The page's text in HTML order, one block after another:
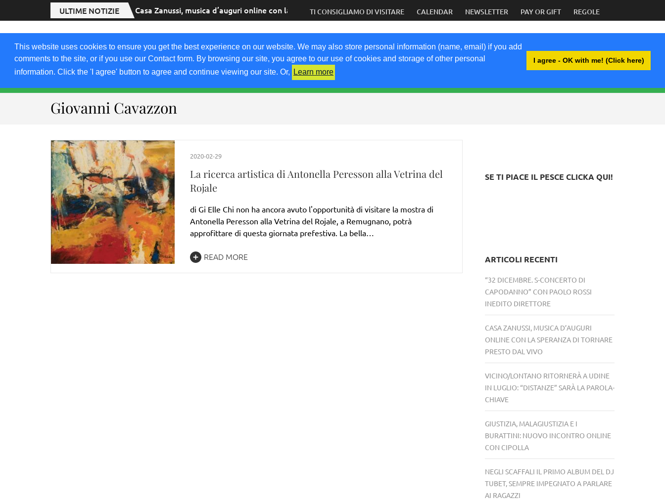
This website uses cookies to ensure you get the best experience on our website. We may also store personal information (name, email) if you add
comments to the site, or if you use our Contact form. By browsing our site, you agree to our use of cookies and storage of other personal
information. Click the 'I agree' button to agree and continue viewing our site. Or,
Learn more
I agree - OK with me! (Click here)
ULTIME NOTIZIE Casa Zanussi, musica d’auguri online con la speranza di tornare presto dal vivo
TI CONSIGLIAMO DI VISITARE CALENDAR NEWSLETTER PAY OR GIFT REGOLE
2020.FRIULIVG.COM
#Cultura #Turismo #Eventi #Territorio-FVG
HOME 2023 2021-22 2019 2018 RICETTE KM0 VIGNETO FVG
Giovanni Cavazzon
2020-02-29
La ricerca artistica di Antonella Peresson alla Vetrina del
Rojale
di Gi Elle Chi non ha ancora avuto l'opportunità di visitare la mostra di
Antonella Peresson alla Vetrina del Rojale, a Remugnano, potrà
approfittare di questa giornata prefestiva. La bella…
READ MORE
SE TI PIACE IL PESCE CLICKA QUI!
ARTICOLI RECENTI
“32 DICEMBRE. S-CONCERTO DI
CAPODANNO” CON PAOLO ROSSI
INEDITO DIRETTORE
CASA ZANUSSI, MUSICA D’AUGURI
ONLINE CON LA SPERANZA DI TORNARE
PRESTO DAL VIVO
VICINO/LONTANO RITORNERÀ A UDINE
IN LUGLIO: “DISTANZE” SARÀ LA PAROLA-
CHIAVE
GIUSTIZIA, MALAGIUSTIZIA E I
BURATTINI: NUOVO INCONTRO ONLINE
CON CIPOLLA
NEGLI SCAFFALI IL PRIMO ALBUM DEL DJ
TUBET, SEMPRE IMPEGNATO A PARLARE
AI RAGAZZI